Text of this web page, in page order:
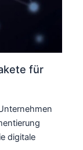
für
digitale